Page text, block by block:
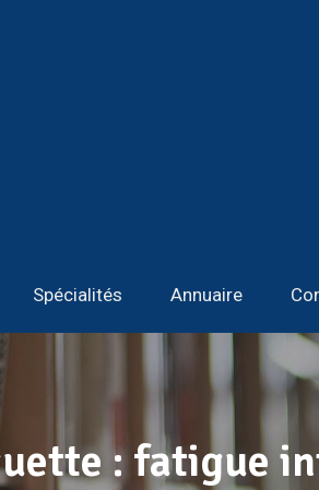
Spécialités Annuaire
:fatigue